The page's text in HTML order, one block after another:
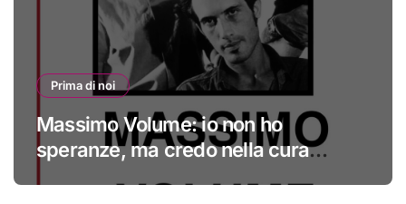
Prima di noi
Massimo Volume: io non ho
speranze, ma credo nella cura